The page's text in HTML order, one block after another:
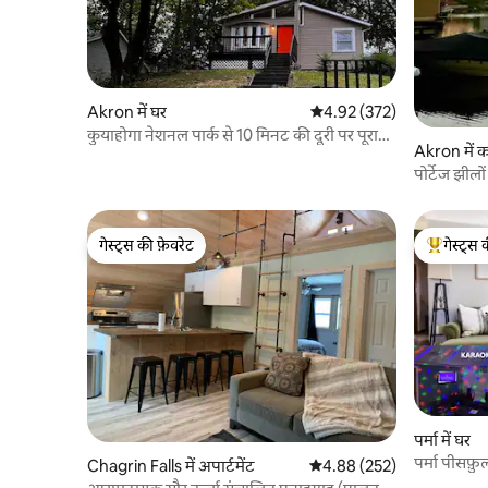
Akron में घर औसत रेटिंग 5 में से 4.92, 372
4.92 (372)
कुयाहोगा नेशनल पार्क से 10 मिनट की दूरी पर पूरा
Akron में
पोर्टेज
गेस्ट्स की फ़ेवरेट
गेस्ट्स की फ़ेवरेट
Chagrin Falls में अपार्टमेंट औसत रेटिंग 5 में से 4.88, 252
4.88 (252)
गेस्ट्स का
गेस्ट्स
पर्मा में घर
पर्मा